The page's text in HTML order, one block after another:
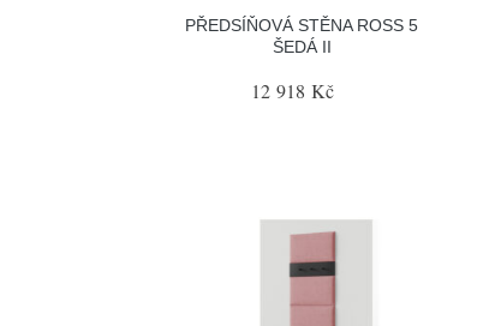
PŘEDSÍŇOVÁ STĚNA ROSS 5
ŠEDÁ II
12 918 Kč